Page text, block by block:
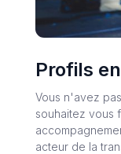
Profils
Vous n'avez
souhaitez vous
acteur de la